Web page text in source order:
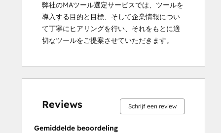
弊社のMAツール選定サービスでは、ツールを
導入する目的と目標、そして企業情報につい
て丁寧にヒアリングを行い、それをもとに適
切なツールをご提案させていただきます。
Reviews Schrijf een review
Gemiddelde beoordeling